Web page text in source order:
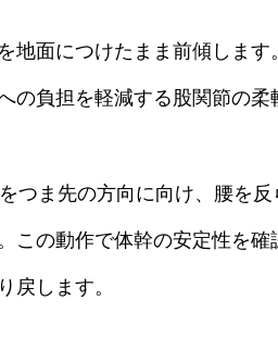
地面につけたまま前傾しま
負担を軽減する股関節の柔
つま先の方向に向け、腰を
この動作で体幹の安定性を
戻します。